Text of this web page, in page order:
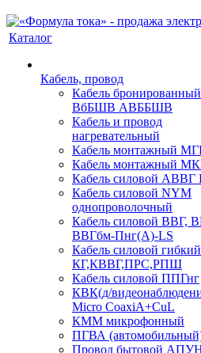
Каталог
Кабель, провод
Кабель бронированный
ВбБШВ АВББШВ
Кабель и провод
нагревательный
Кабель монтажный
Кабель монтажный
Кабель силовой
Кабель силовой NYM
однопроволочный
Кабель силовой ВВГ,
ВВГбм-Пнг(А)-LS
Кабель силовой гибкий
КГ,КВВГ,ПРС,РПШ
Кабель силовой ППГнг
КВК(д/
Micro CoaxiA+CuL
КММ микрофонный
ПГВА
Провод бытовой